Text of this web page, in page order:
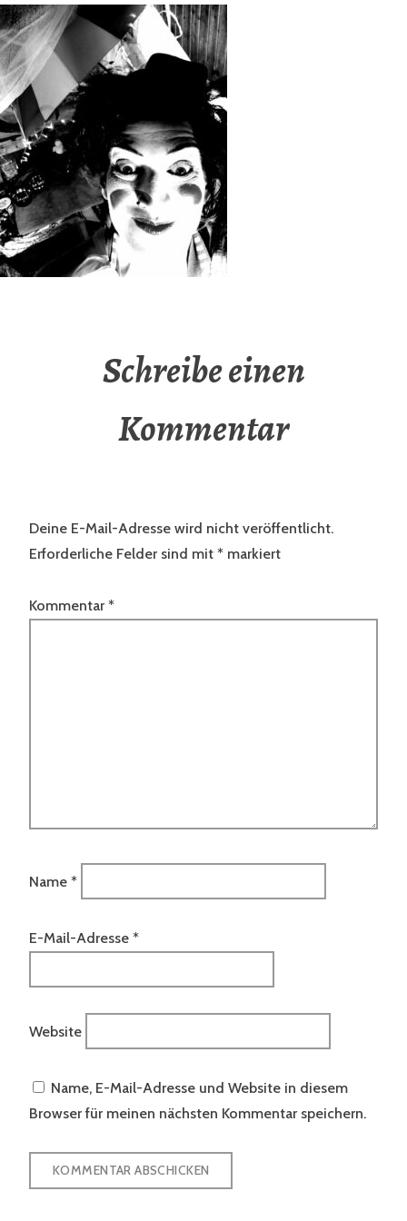
Schreibe einen
Kommentar
Deine E-Mail-Adresse wird nicht veröffentlicht.
Erforderliche Felder sind mit * markiert
Kommentar *
Name *
E-Mail-Adresse *
Website
Name, E-Mail-Adresse und Website in diesem
Browser für meinen nächsten Kommentar speichern.